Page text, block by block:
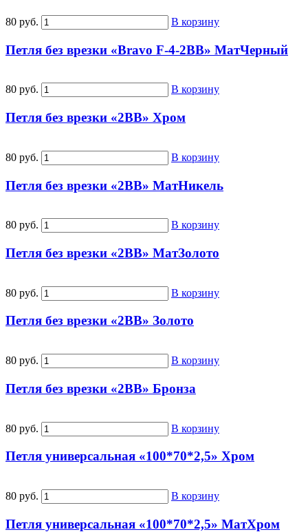
80 руб. В корзину
Петля без врезки «Bravo F-4-2BB» МатЧерный
80 руб. В корзину
Петля без врезки «2BB» Хром
80 руб. В корзину
Петля без врезки «2BB» МатНикель
80 руб. В корзину
Петля без врезки «2BB» МатЗолото
80 руб. В корзину
Петля без врезки «2BB» Золото
80 руб. В корзину
Петля без врезки «2BB» Бронза
80 руб. В корзину
Петля универсальная «100*70*2,5» Хром
80 руб. В корзину
Петля универсальная «100*70*2,5» МатХром